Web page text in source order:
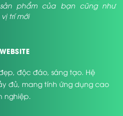
phẩm của bạn cũng như
trí mới
độc đáo, sáng tạo. Hệ
đủ, mang tính ứng dụng cao
nghiệp.